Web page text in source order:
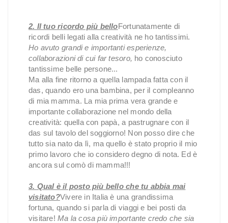
2. Il tuo ricordo più belloFortunatamente di
ricordi belli legati alla creatività ne ho tantissimi.
Ho avuto grandi e importanti esperienze,
collaborazioni di cui far tesoro, ho conosciuto
tantissime belle persone...
Ma alla fine ritorno a quella lampada fatta con il
das, quando ero una bambina, per il compleanno
di mia mamma. La mia prima vera grande e
importante collaborazione nel mondo della
creatività: quella con papà, a pastrugnare con il
das sul tavolo del soggiorno! Non posso dire che
tutto sia nato da lì, ma quello è stato proprio il mio
primo lavoro che io considero degno di nota. Ed è
ancora sul comò di mamma!!!
3. Qual è il posto più bello che tu abbia mai
visitato?Vivere in Italia è una grandissima
fortuna, quando si parla di viaggi e bei posti da
visitare!Ma la cosa più importante credo che sia